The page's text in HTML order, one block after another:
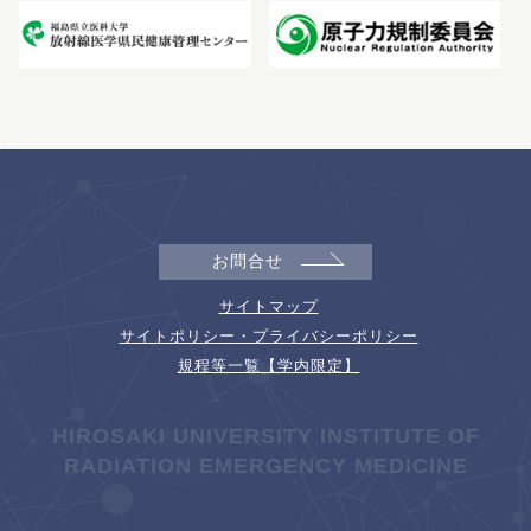
お問合せ
サイトマップ
サイトポリシー・プライバシーポリシー
規程等一覧【学内限定】
HIROSAKI UNIVERSITY INSTITUTE OF
RADIATION EMERGENCY MEDICINE